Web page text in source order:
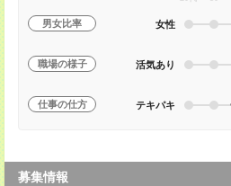
男女比率 女性
職場の様子 活気あり
仕事の仕方 テキパキ
募集情報